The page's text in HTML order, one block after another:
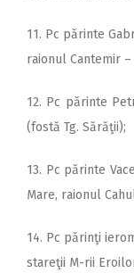
11. Pc părinte
raionul Cantemir –
12. Pc părinte
(fostă Tg. Sărăţii);
13. Pc părinte
Mare, raionul
14. Pc părinţi
stareţii M-rii